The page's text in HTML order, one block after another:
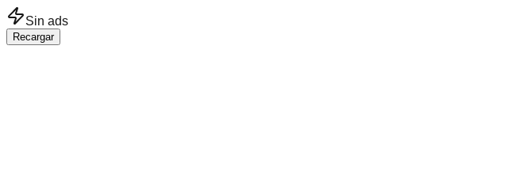
Saltar al contenido principal
Sin ads
Recargar